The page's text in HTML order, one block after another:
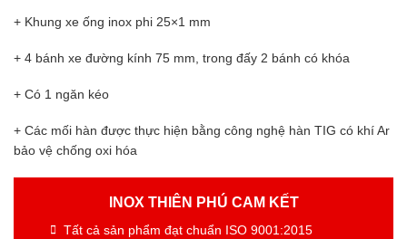
+ Khung xe ống inox phi 25×1 mm
+ 4 bánh xe đường kính 75 mm, trong đấy 2 bánh có khóa
+ Có 1 ngăn kéo
+ Các mối hàn được thực hiện bằng công nghệ hàn TIG có khí Ar
bảo vệ chống oxi hóa
INOX THIÊN PHÚ CAM KẾT
Tất cả sản phẩm đạt chuẩn ISO 9001:2015